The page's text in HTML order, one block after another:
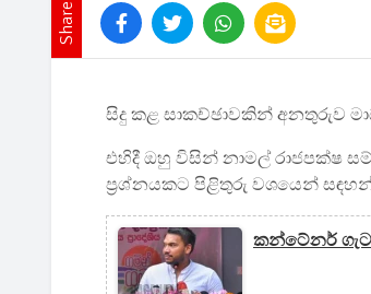
Share
සිදු කළ සාකච්ඡාවකින් අනතුරුව
එහිදී ඔහු විසින් නාමල් රාජපක්ෂ
ප්‍රශ්නයකට පිළිතුරු වශයෙන්
කන්ටේනර්